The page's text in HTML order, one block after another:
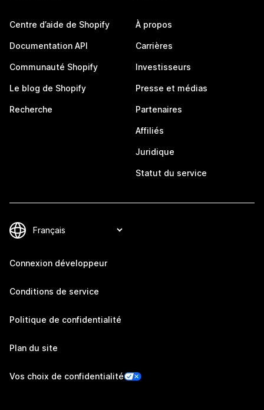
Centre d’aide de Shopify
Documentation API
Communauté Shopify
Le blog de Shopify
Recherche
À propos
Carrières
Investisseurs
Presse et médias
Partenaires
Affiliés
Juridique
Statut du service
Connexion développeur
Conditions de service
Politique de confidentialité
Plan du site
Vos choix de confidentialité